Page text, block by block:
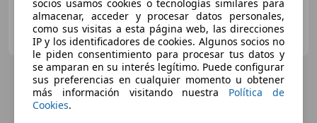
Particular
ES-24400 ponferrada
socios usamos cookies o tecnologías similares para
almacenar, acceder y procesar datos personales,
como sus visitas a esta página web, las direcciones
IP y los identificadores de cookies. Algunos socios no
le piden consentimiento para procesar tus datos y
se amparan en su interés legítimo. Puede configurar
sus preferencias en cualquier momento u obtener
más información visitando nuestra Política de
Cookies.